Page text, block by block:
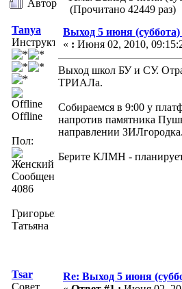
Автор
(Прочитано 42449 раз)
Tanya
Инструктор
Offline
Пол:
Сообщений:
4086
Григорьева
Татьяна
Выход 5 июня
« : Июня 02, 2010,
Выход школ БУ и СУ.
ТРИАЛа.
Собираемся в 9:00 у
напротив памятника
направлении ЗИЛгородка.
Берите КЛМН -
Tsar
Совет
Re: Выход 5 июня